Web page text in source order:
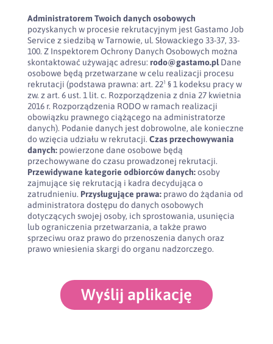
Administratorem Twoich danych osobowych
pozyskanych w procesie rekrutacyjnym jest Gastamo Job
Service z siedzibą w Tarnowie, ul. Słowackiego 33-37, 33-
100. Z Inspektorem Ochrony Danych Osobowych można
skontaktować używając adresu: rodo@gastamo.plDane
osobowe będą przetwarzane w celu realizacji procesu
rekrutacji (podstawa prawna: art. 22¹ § 1 kodeksu pracy w
zw. z art. 6 ust. 1 lit. c. Rozporządzenia z dnia 27 kwietnia
2016 r. Rozporządzenia RODO w ramach realizacji
obowiązku prawnego ciążącego na administratorze
danych). Podanie danych jest dobrowolne, ale konieczne
do wzięcia udziału w rekrutacji. Czas przechowywania
danych:powierzone dane osobowe będą
przechowywane do czasu prowadzonej rekrutacji.
Przewidywane kategorie odbiorców danych:osoby
zajmujące się rekrutacją i kadra decydująca o
zatrudnieniu. Przysługujące prawa:prawo do żądania od
administratora dostępu do danych osobowych
dotyczących swojej osoby, ich sprostowania, usunięcia
lub ograniczenia przetwarzania, a także prawo
sprzeciwu oraz prawo do przenoszenia danych oraz
prawo wniesienia skargi do organu nadzorczego.
Wyślij aplikację